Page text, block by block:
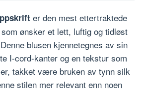
er den mest ettertraktede
ønsker et lett, luftig og tidløst
blusen kjennetegnes av sin
I-cord-kanter og en tekstur som
takket være bruken av tynn silk
stilen mer relevant enn noen